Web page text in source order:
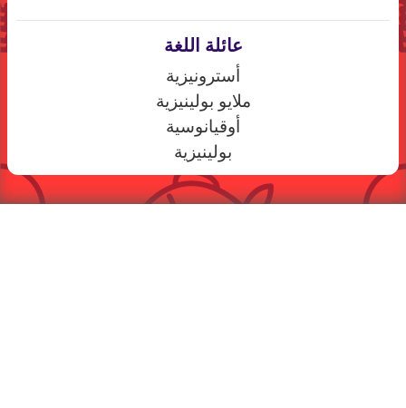
عائلة اللغة
أسترونيزية
ملايو بولينيزية
أوقيانوسية
بولينيزية